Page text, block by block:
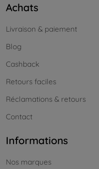
Achats
Livraison & paiement
Blog
Cashback
Retours faciles
Réclamations & retours
Contact
Informations
Nos marques